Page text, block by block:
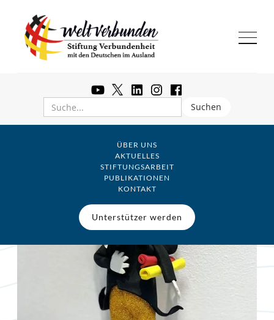
ÜBER UNS
AKTUELLES
STIFTUNGSARBEIT
PUBLIKATIONEN
KONTAKT
Unterstützer werden